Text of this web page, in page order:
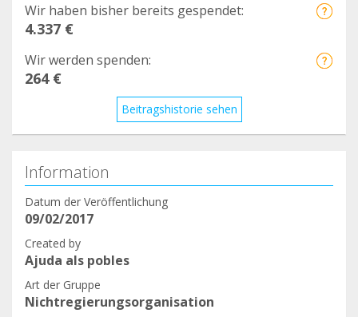
Wir haben bisher bereits gespendet:
4.337 €
Wir werden spenden:
264 €
Beitragshistorie sehen
Information
Datum der Veröffentlichung
09/02/2017
Created by
Ajuda als pobles
Art der Gruppe
Nichtregierungsorganisation